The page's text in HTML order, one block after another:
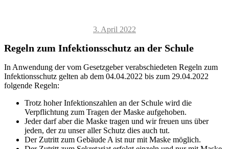
Veröffentlicht
3. April 2022
Regeln zum Infektionsschutz an der Schule
In Anwendung der vom Gesetzgeber verabschiedeten Regeln zum
Infektionsschutz gelten ab dem 04.04.2022 bis zum 29.04.2022
folgende Regeln:
Trotz hoher Infektionszahlen an der Schule wird die
Verpflichtung zum Tragen der Maske aufgehoben.
Jeder darf aber die Maske tragen und wir freuen uns über
jeden, der zu unser aller Schutz dies auch tut.
Der Zutritt zum Gebäude A ist nur mit Maske möglich.